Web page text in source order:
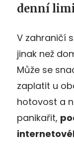
denní
V zahraničí
jinak než
Může se
zaplatit u
hotovost a
panikařit,
internetov